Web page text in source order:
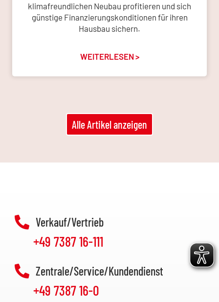
klimafreundlichen Neubau profitieren und sich
günstige Finanzierungskonditionen für ihren
Hausbau sichern.
WEITERLESEN >
Alle Artikel anzeigen
Verkauf/Vertrieb
+49 7387 16-111
Zentrale/Service/Kundendienst
+49 7387 16-0